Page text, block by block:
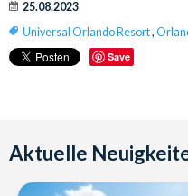
25.08.2023
Universal Orlando Resort,
Save
Aktuelle